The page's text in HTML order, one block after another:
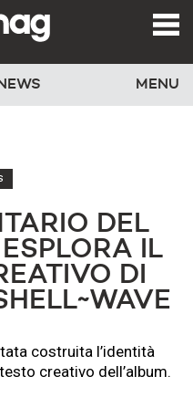
MENU
DEL
IL
DI
costruita l’identità
creativo dell’album.